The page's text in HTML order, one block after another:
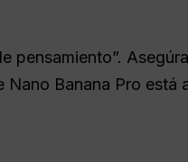
pensamiento”.
Nano Banana Pro está